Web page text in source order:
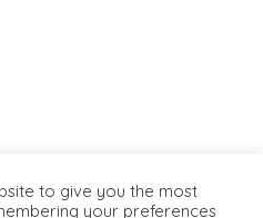
to give you the most
your preferences